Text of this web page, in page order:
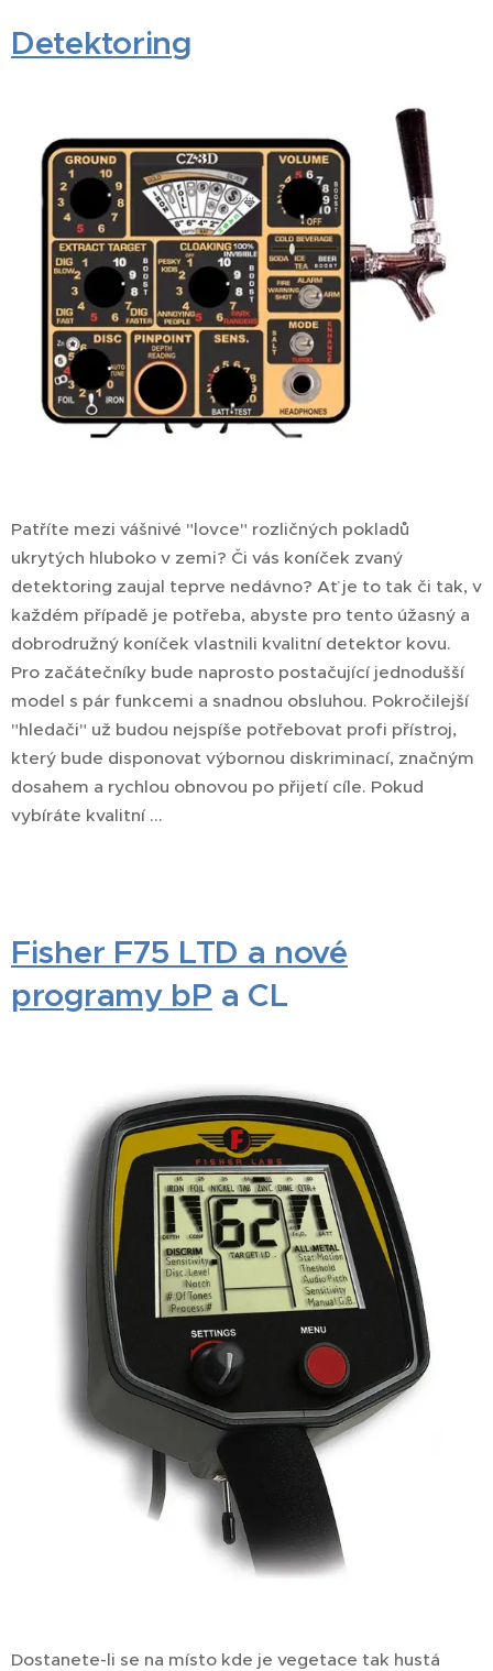
Detektoring
Patříte mezi vášnivé "lovce" rozličných pokladů
ukrytých hluboko v zemi? Či vás koníček zvaný
detektoring zaujal teprve nedávno? Ať je to tak či tak, v
každém případě je potřeba, abyste pro tento úžasný a
dobrodružný koníček vlastnili kvalitní detektor kovu.
Pro začátečníky bude naprosto postačující jednodušší
model s pár funkcemi a snadnou obsluhou. Pokročilejší
"hledači" už budou nejspíše potřebovat profi přístroj,
který bude disponovat výbornou diskriminací, značným
dosahem a rychlou obnovou po přijetí cíle. Pokud
vybíráte kvalitní ...
Fisher F75 LTD a nové
programy bP a CL
Dostanete-li se na místo kde je vegetace tak hustá